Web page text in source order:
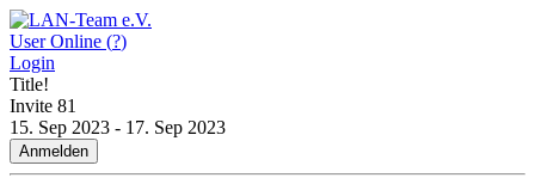
User Online (?)
Login
Title!
Invite 81
15. Sep 2023 - 17. Sep 2023
Anmelden